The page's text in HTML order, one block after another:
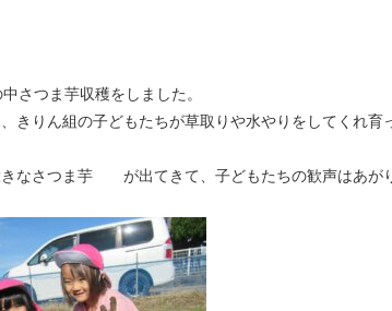
さつま芋収穫をしました。
きりん組の子どもたちが草取りや水やりをしてくれ
きなさつま芋 が出てきて、子どもたちの歓声はあが